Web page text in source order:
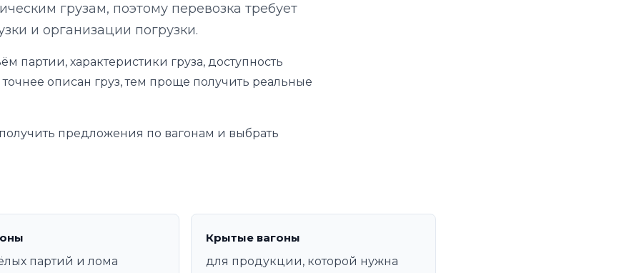
грузам, поэтому перевозка требует
и организации погрузки.
партии, характеристики груза, доступность
описан груз, тем проще получить реальные
предложения по вагонам и выбрать
партий и лома
Крытые вагоны
для продукции, которой нужна